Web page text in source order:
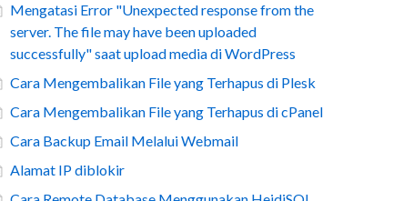
Mengatasi Error "Unexpected response from the
server. The file may have been uploaded
successfully" saat upload media di WordPress
Cara Mengembalikan File yang Terhapus di Plesk
Cara Mengembalikan File yang Terhapus di cPanel
Cara Backup Email Melalui Webmail
Alamat IP diblokir